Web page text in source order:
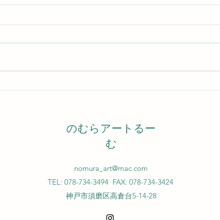
デッサンをしました❣️
ち
のむらアートるー
む
nomura_art@mac.com
TEL: 078-734-3494 FAX: 078-734-3424
神戸市須磨区高倉台5-14-28